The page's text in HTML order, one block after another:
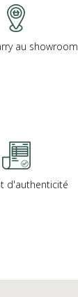
au showroom
d'authenticité